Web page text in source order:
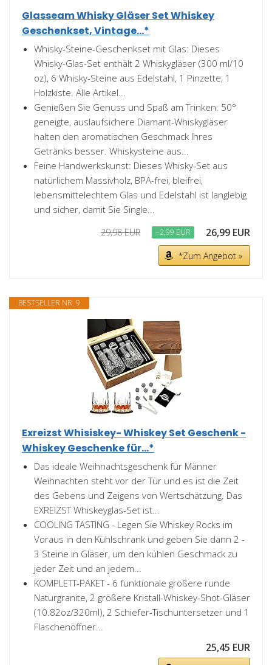
Glasseam Whisky Gläser Set Whiskey
Geschenkset, Vintage...*
Whisky-Steine-Geschenkset mit Glas: Dieses
Whisky-Glas-Set enthält 2 Whiskygläser (300 ml/10
oz), 6 Whisky-Steine aus Edelstahl, 1 Pinzette, 1
Holzkiste. Alle Artikel...
Genießen Sie Genuss und Spaß am Trinken: 50°
geneigte, auslaufsichere Diamant-Whiskygläser
halten den aromatischen Geschmack Ihres
Getränks besser. Whiskysteine aus...
Feine Handwerkskunst: Dieses Whisky-Set aus
natürlichem Massivholz, BPA-frei, bleifrei,
lebensmittelechtem Glas und Edelstahl ist langlebig
und sicher, damit Sie Single...
29,98 EUR −2,99 EUR 26,99 EUR
*Zum Angebot »
BESTSELLER NR. 9
Exreizst Whisiskey- Whiskey Set Geschenk -
Whiskey Geschenke für...*
Das ideale Weihnachtsgeschenk für Männer
Weihnachten steht vor der Tür und es ist die Zeit
des Gebens und Zeigens von Wertschätzung. Das
EXREIZST Whiskeyglas-Set ist...
COOLING TASTING - Legen Sie Whiskey Rocks im
Voraus in den Kühlschrank und geben Sie dann 2 -
3 Steine in Gläser, um den kühlen Geschmack zu
jeder Zeit und an jedem...
KOMPLETT-PAKET - 6 funktionale größere runde
Naturgranite, 2 größere Kristall-Whiskey-Shot-Gläser
(10.82oz/320ml), 2 Schiefer-Tischuntersetzer und 1
Flaschenöffner...
25,45 EUR